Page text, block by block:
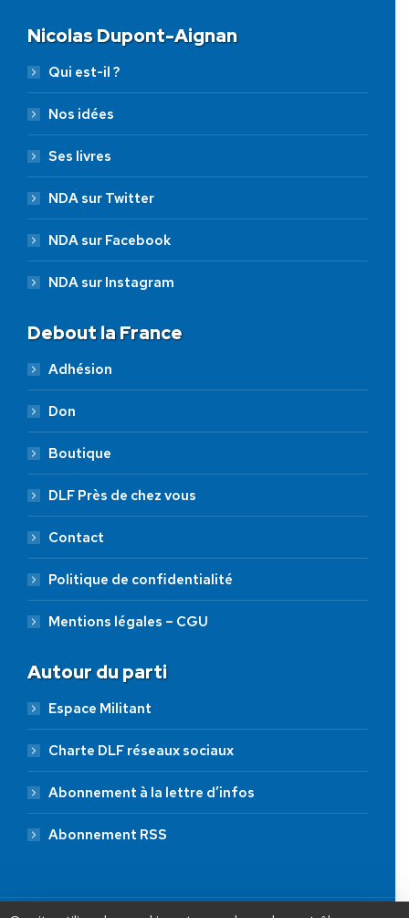
Nicolas Dupont-Aignan
Qui est-il ?
Nos idées
Ses livres
NDA sur Twitter
NDA sur Facebook
NDA sur Instagram
Debout la France
Adhésion
Don
Boutique
DLF Près de chez vous
Contact
Politique de confidentialité
Mentions légales – CGU
Autour du parti
Espace Militant
Charte DLF réseaux sociaux
Abonnement à la lettre d’infos
Abonnement RSS
JE FAIS UN DON À DLF